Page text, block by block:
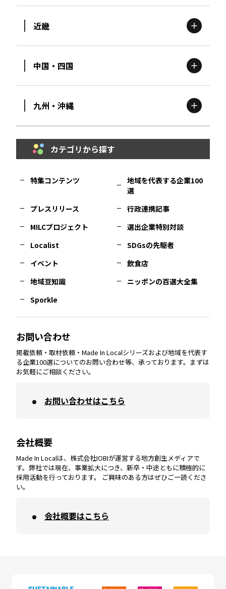
山形エリア
千葉エリア
福井エリア
愛知エリア
三重エリア
近畿
大阪市エリア
兵庫エリア
奈良エリア
和歌山エリア
中国・四国
島根エリア
徳島エリア
香川エリア
愛媛エリア
九州・沖縄
福岡エリア
大分エリア
宮崎エリア
鹿児島エリア
カテゴリから探す
特集コンテンツ
地域を代表する企業100
選
プレスリリース
行政連携記事
MILCプロジェクト
選出企業特別対談
Localist
SDGsの先駆者
イベント
飲食店
地域豆知識
ニッポンの百選大全集
Sporkle
お問い合わせ
掲載依頼・取材依頼・Made In Localシリーズおよび地域を代表す
る企業100選についてのお問い合わせ等、承っております。まずは
お気軽にご相談ください。
お問い合わせはこちら
会社概要
Made In Localは、株式会社IOBIが運営する地方創生メディアで
す。弊社では現在、事業拡大につき、新卒・中途ともに積極的に
採用活動を行っております。 ご興味のある方はぜひご一読くださ
い。
会社概要はこちら